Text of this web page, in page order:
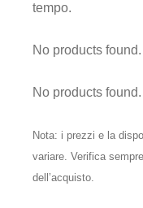
tempo.
No products found.
No products found.
Nota: i prezzi e la
variare. Verifica
dell’acquisto.